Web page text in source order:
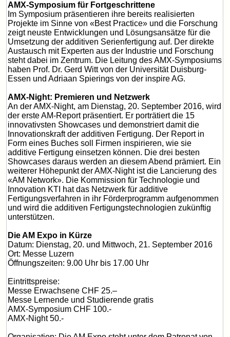
AMX-Symposium für Fortgeschrittene
Im Symposium präsentieren ihre bereits realisierten
Projekte im Sinne von «Best Practice» und die Forschung
zeigt neuste Entwicklungen und Lösungsansätze für die
Umsetzung der additiven Serienfertigung auf. Der direkte
Austausch mit Experten aus der Industrie und Forschung
steht dabei im Zentrum. Die Leitung des AMX-Symposiums
haben Prof. Dr. Gerd Witt von der Universität Duisburg-
Essen und Adriaan Spierings von der inspire AG.
AMX-Night: Premieren und Netzwerk
An der AMX-Night, am Dienstag, 20. September 2016, wird
der erste AM-Report präsentiert. Er porträtiert die 15
innovativsten Showcases und demonstriert damit die
Innovationskraft der additiven Fertigung. Der Report in
Form eines Buches soll Firmen inspirieren, wie sie
additive Fertigung einsetzen können. Die drei besten
Showcases daraus werden an diesem Abend prämiert. Ein
weiterer Höhepunkt der AMX-Night ist die Lancierung des
«AM Network». Die Kommission für Technologie und
Innovation KTI hat das Netzwerk für additive
Fertigungsverfahren in ihr Förderprogramm aufgenommen
und wird die additiven Fertigungstechnologien zukünftig
unterstützen.
Die AM Expo in Kürze
Datum: Dienstag, 20. und Mittwoch, 21. September 2016
Ort: Messe Luzern
Öffnungszeiten: 9.00 Uhr bis 17.00 Uhr
Eintrittspreise:
Messe Erwachsene CHF 25.–
Messe Lernende und Studierende gratis
AMX-Symposium CHF 100.-
AMX-Night 50.-